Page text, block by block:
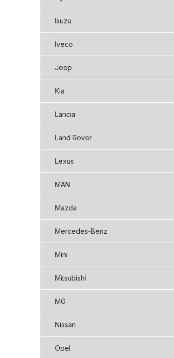
Isuzu
Iveco
Jeep
Kia
Lancia
Land Rover
Lexus
MAN
Mazda
Mercedes-Benz
Mini
Mitsubishi
MG
Nissan
Opel